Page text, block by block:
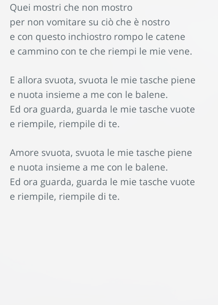
Quei mostri che non mostro
per non vomitare su ciò che è nostro
e con questo inchiostro rompo le catene
e cammino con te che riempi le mie vene.
E allora svuota, svuota le mie tasche piene
e nuota insieme a me con le balene.
Ed ora guarda, guarda le mie tasche vuote
e riempile, riempile di te.
Amore svuota, svuota le mie tasche piene
e nuota insieme a me con le balene.
Ed ora guarda, guarda le mie tasche vuote
e riempile, riempile di te.